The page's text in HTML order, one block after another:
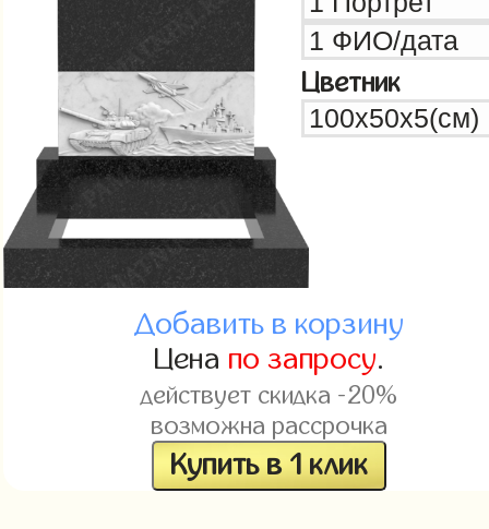
Цветник
Добавить в корзину
Цена по запросу.
действует скидка -20%
возможна рассрочка
Купить в 1 клик